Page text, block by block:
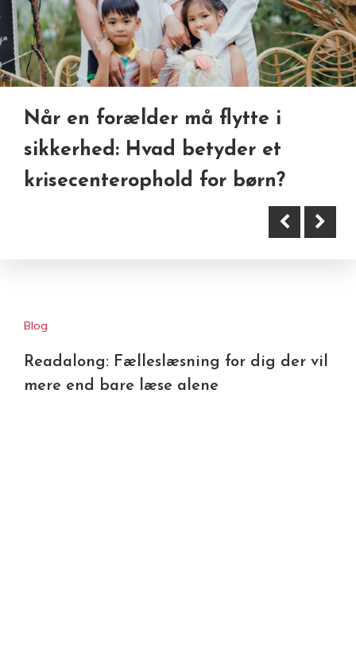
Når en forælder må flytte i
sikkerhed: Hvad betyder et
krisecenterophold for børn?
En ny forståelse af bevægelse
og behandling i og omkring
Blog
Readalong: Fælleslæsning for dig der vil
mere end bare læse alene